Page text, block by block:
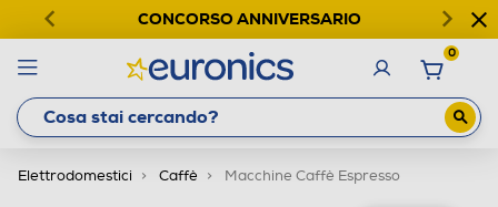
CONCORSO ANNIVERSARIO
0
Elettrodomestici Caffè Macchine Caffè Espresso